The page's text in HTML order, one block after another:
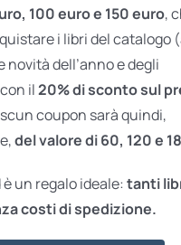
100 euro e 150 euro,
i libri del catalogo
novità dell’anno e degli
il20% di sconto sul
coupon sarà quindi,
del valore di 60, 120 e
è un regalo ideale: tanti
costi di spedizione.